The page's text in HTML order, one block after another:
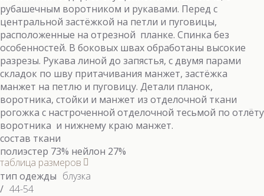
рубашечным воротником и рукавами. Перед с
центральной застёжкой на петли и пуговицы,
расположенные на отрезной планке. Спинка без
особенностей. В боковых швах обработаны высокие
разрезы. Рукава линой до запястья, с двумя парами
складок по шву притачивания манжет, застёжка
манжет на петлю и пуговицу. Детали планок,
воротника, стойки и манжет из отделочной ткани
рогожка с настроченной отделочной тесьмой по отлёту
воротника и нижнему краю манжет.
состав ткани
полиэстер 73% нейлон 27%
таблица размеров
тип одежды блузка
/ 44-54